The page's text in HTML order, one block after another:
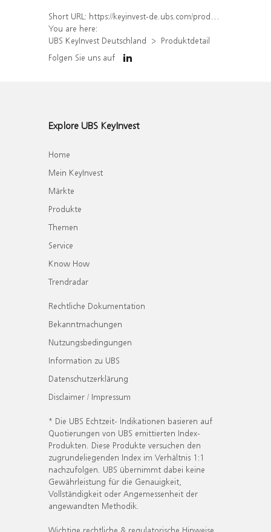
Short URL: https://keyinvest-de.ubs.com/produkt/detail/index/isin/DE000WA279B1
You are here:
UBS KeyInvest Deutschland
Produktdetail
Folgen Sie uns auf
Explore UBS KeyInvest
Home
Mein KeyInvest
Märkte
Produkte
Themen
Service
Know How
Trendradar
Rechtliche Dokumentation
Bekanntmachungen
Nutzungsbedingungen
Information zu UBS
Datenschutzerklärung
Disclaimer / Impressum
* Die UBS Echtzeit- Indikationen basieren auf
Quotierungen von UBS emittierten Index-
Produkten. Diese Produkte versuchen den
zugrundeliegenden Index im Verhältnis 1:1
nachzufolgen. UBS übernimmt dabei keine
Gewährleistung für die Genauigkeit,
Vollständigkeit oder Angemessenheit der
angewandten Methodik.